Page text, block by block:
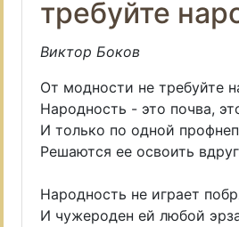
требуйте
Виктор Боков
От модности не требуйте
Народность - это почва,
И только по одной
Решаются ее освоить
Народность не играет
И чужероден ей любой